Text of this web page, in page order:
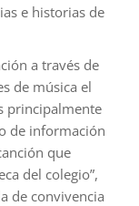
e historias de
a través de
de música el
principalmente
de información
que
del colegio”,
de convivencia